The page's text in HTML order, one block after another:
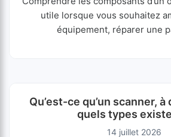
utile lorsque vous souhaitez
équipement, réparer une
Qu’est-ce qu’un scanner,
quels types
14 juillet 2026